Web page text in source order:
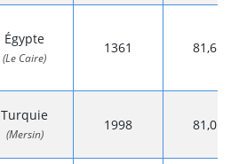
Égypte
(Le Caire)
1361 81,6
Turquie
(Mersin)
1998 81,0